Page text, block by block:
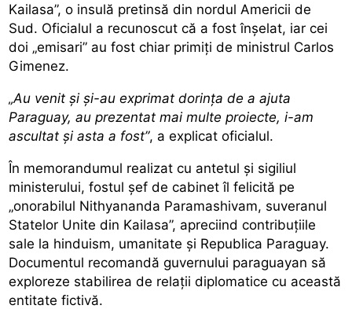
Kailasa”, o insulă pretinsă din nordul Americii de
Sud. Oficialul a recunoscut că a fost înșelat, iar cei
doi „emisari” au fost chiar primiți de ministrul Carlos
Gimenez.
„Au venit şi şi-au exprimat dorinţa de a ajuta
Paraguay, au prezentat mai multe proiecte, i-am
ascultat şi asta a fost”, a explicat oficialul.
În memorandumul realizat cu antetul și sigiliul
ministerului, fostul șef de cabinet îl felicită pe
„onorabilul Nithyananda Paramashivam, suveranul
Statelor Unite din Kailasa”, apreciind contribuțiile
sale la hinduism, umanitate și Republica Paraguay.
Documentul recomandă guvernului paraguayan să
exploreze stabilirea de relații diplomatice cu această
entitate fictivă.